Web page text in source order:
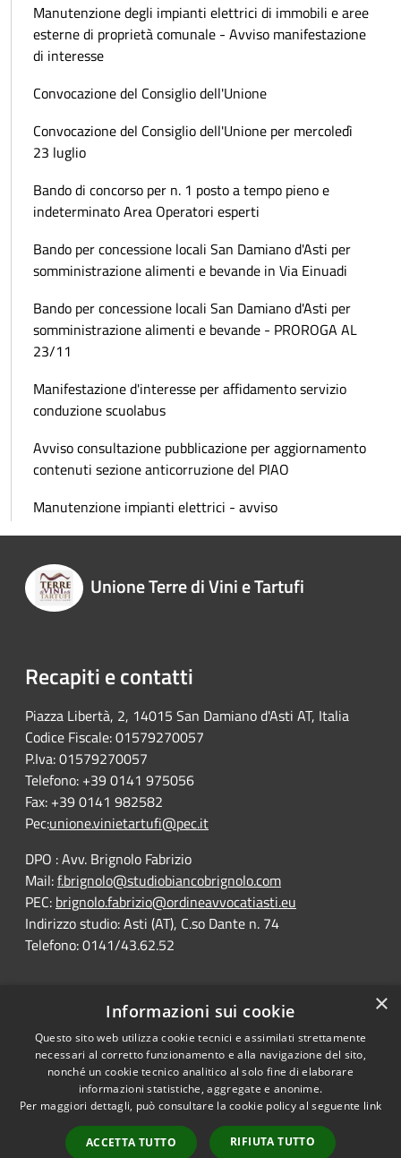
Manutenzione degli impianti elettrici di immobili e aree
esterne di proprietà comunale - Avviso manifestazione
di interesse
Convocazione del Consiglio dell'Unione
Convocazione del Consiglio dell'Unione per mercoledì
23 luglio
Bando di concorso per n. 1 posto a tempo pieno e
indeterminato Area Operatori esperti
Bando per concessione locali San Damiano d'Asti per
somministrazione alimenti e bevande in Via Einuadi
Bando per concessione locali San Damiano d'Asti per
somministrazione alimenti e bevande - PROROGA AL
23/11
Manifestazione d'interesse per affidamento servizio
conduzione scuolabus
Avviso consultazione pubblicazione per aggiornamento
contenuti sezione anticorruzione del PIAO
Manutenzione impianti elettrici - avviso
Unione Terre di Vini e Tartufi
Recapiti e contatti
Piazza Libertà, 2, 14015 San Damiano d'Asti AT, Italia
Codice Fiscale: 01579270057
P.Iva: 01579270057
Telefono: +39 0141 975056
Fax: +39 0141 982582
Pec:unione.vinietartufi@pec.it
DPO : Avv. Brignolo Fabrizio
Mail:f.brignolo@studiobiancobrignolo.com
PEC: brignolo.fabrizio@ordineavvocatiasti.eu
Indirizzo studio: Asti (AT), C.so Dante n. 74
Telefono: 0141/43.62.52
RSS
Accessibility
Cookie
Sitemap
Comune convenzionato
Astigov
Progetto|Convenzione|
Adesioni
×
Informazioni sui cookie
Questo sito web utilizza cookie tecnici e assimilati strettamente
necessari al corretto funzionamento e alla navigazione del sito,
nonché un cookie tecnico analitico al solo fine di elaborare
informazioni statistiche, aggregate e anonime.
Per maggiori dettagli, può consultare la cookie policy al seguente link
ACCETTA TUTTO RIFIUTA TUTTO